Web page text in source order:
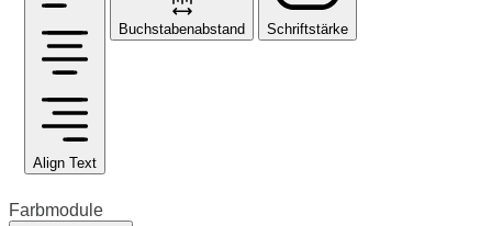
Align Text
Buchstabenabstand Schriftstärke
Farbmodule